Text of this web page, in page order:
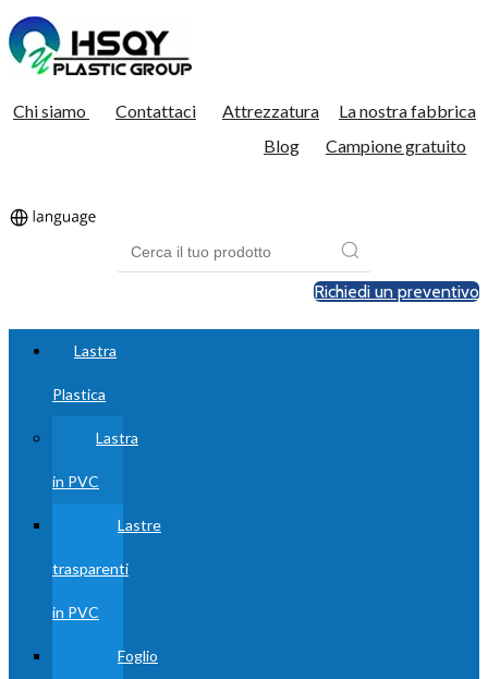
Chi siamo Contattaci Attrezzatura
La nostra fabbrica
Blog
Campione gratuito
Richiedi un preventivo
Lastra
Plastica
Lastra
in PVC
Lastre
trasparenti
in PVC
Foglio